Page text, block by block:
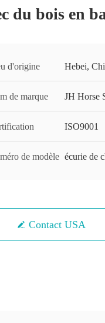
du bois en
d'origine Hebei,
de marque JH Horse
ISO9001
de modèle écurie de
Contact USA